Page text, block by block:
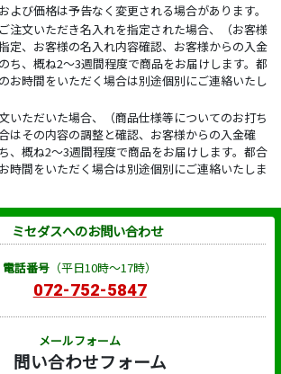
よび価格は予告なく変更される場合があります。
注文いただき名入れを指定された場合、（お客様
定、お客様の名入れ内容確認、お客様からの入金
ち、概ね2～3週間程度で商品をお届けします。都
お時間をいただく場合は別途個別にご連絡いたし
いただいた場合、（商品仕様等についてのお打ち
はその内容の調整と確認、お客様からの入金確
、概ね2～3週間程度で商品をお届けします。都合
時間をいただく場合は別途個別にご連絡いたしま
ミセダスへのお問い合わせ
電話番号（平日10時～17時）
072-752-5847
メールフォーム
問い合わせフォーム